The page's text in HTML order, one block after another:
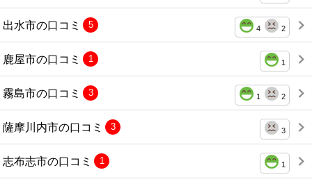
出水市の口コミ 4 2
5
鹿屋市の口コミ 1
1
霧島市の口コミ 1 2
3
薩摩川内市の口コミ 3
3
志布志市の口コミ 1
1